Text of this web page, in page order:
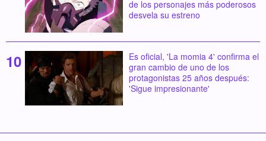
de los personajes más poderosos
desvela su estreno
Es oficial, 'La momia 4' confirma el
gran cambio de uno de los
protagonistas 25 años después:
'Sigue impresionante'